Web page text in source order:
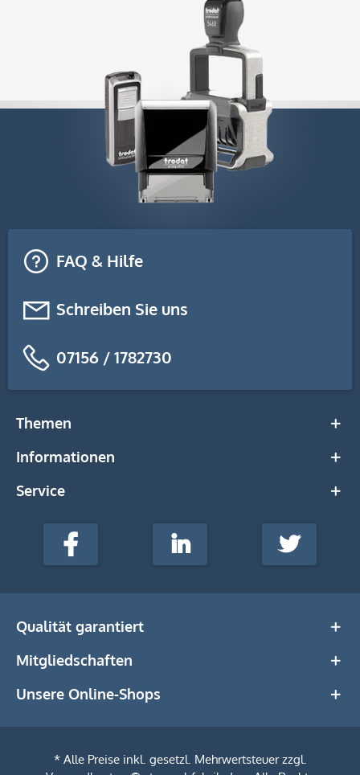
FAQ & Hilfe
Schreiben Sie uns
07156 / 1782730
Themen
Informationen
Service
stempel-
Media
Facebook LinkedIn Twitter
Qualität garantiert
Mitgliedschaften
Unsere Online-Shops
* Alle Preise inkl. gesetzl. Mehrwertsteuer zzgl.